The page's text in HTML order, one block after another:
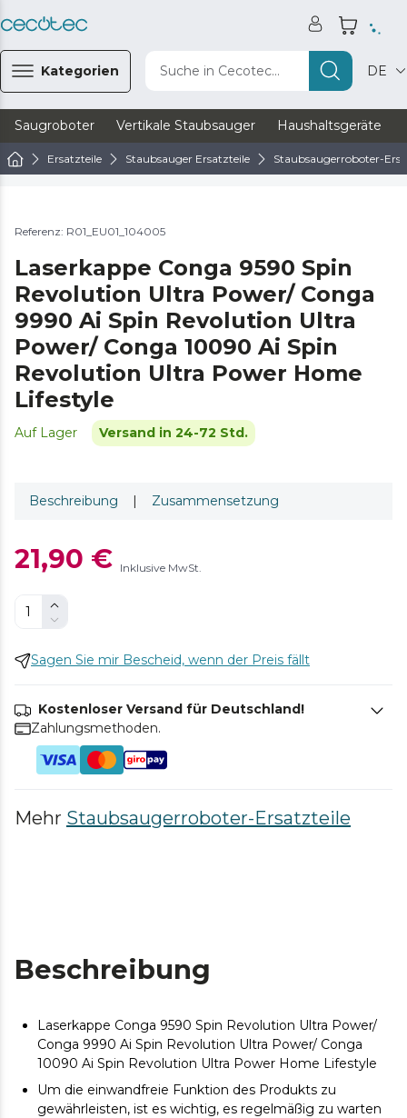
Kategorien Suche in Cecotec... DE
Saugroboter Vertikale Staubsauger Haushaltsgeräte
Ersatzteile Staubsauger Ersatzteile Staubsaugerroboter-
Referenz: R01_EU01_104005
Laserkappe Conga 9590 Spin
Revolution Ultra Power/ Conga
9990 Ai Spin Revolution Ultra
Power/ Conga 10090 Ai Spin
Revolution Ultra Power Home
Lifestyle
Auf Lager Versand in 24-72 Std.
Beschreibung | Zusammensetzung
21,90 € Inklusive MwSt.
Sagen Sie mir Bescheid, wenn der Preis fällt
Kostenloser Versand für Deutschland!
Zahlungsmethoden.
Mehr Staubsaugerroboter-Ersatzteile
Beschreibung
Laserkappe Conga 9590 Spin Revolution Ultra Power/
Conga 9990 Ai Spin Revolution Ultra Power/ Conga
10090 Ai Spin Revolution Ultra Power Home Lifestyle
Um die einwandfreie Funktion des Produkts zu
gewährleisten, ist es wichtig, es regelmäßig zu warten